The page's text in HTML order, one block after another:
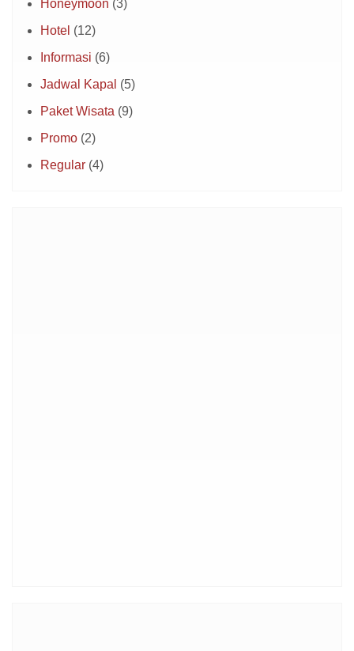
Honeymoon (3)
Hotel (12)
Informasi (6)
Jadwal Kapal (5)
Paket Wisata (9)
Promo (2)
Regular (4)